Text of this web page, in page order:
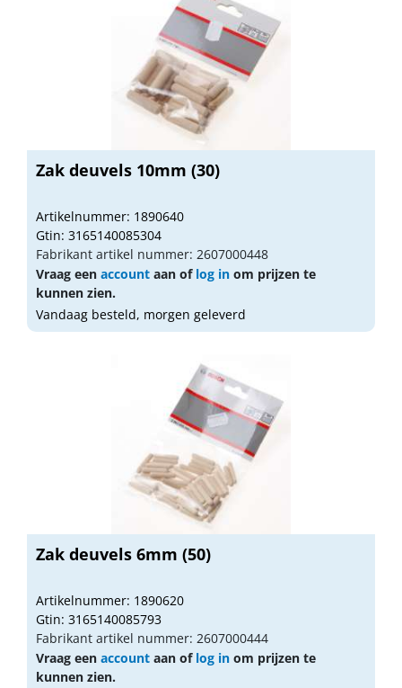
Zak deuvels 10mm (30)
Artikelnummer: 1890640
Gtin: 3165140085304
Fabrikant artikel nummer: 2607000448
Vraag een account aan of log in om prijzen te
kunnen zien.
Vandaag besteld, morgen geleverd
Zak deuvels 6mm (50)
Artikelnummer: 1890620
Gtin: 3165140085793
Fabrikant artikel nummer: 2607000444
Vraag een account aan of log in om prijzen te
kunnen zien.